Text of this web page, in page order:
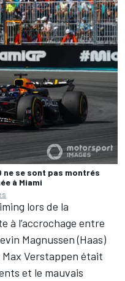
ne se sont pas montrés
à Miami
lors de la
à l’accrochage entre
Magnussen(Haas)
Verstappen était
et le mauvais